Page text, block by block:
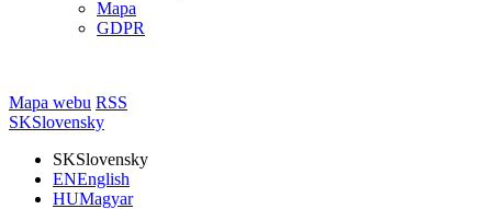
Mapa
GDPR
Mapa webu RSS
SKSlovensky
SKSlovensky
ENEnglish
HUMagyar